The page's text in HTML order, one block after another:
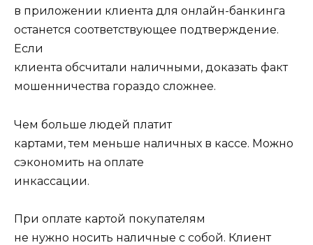
в приложении клиента для онлайн-банкинга
останется соответствующее подтверждение.
Если
клиента обсчитали наличными, доказать факт
мошенничества гораздо сложнее.
Чем больше людей платит
картами, тем меньше наличных в кассе. Можно
сэкономить на оплате
инкассации.
При оплате картой покупателям
не нужно носить наличные с собой. Клиент